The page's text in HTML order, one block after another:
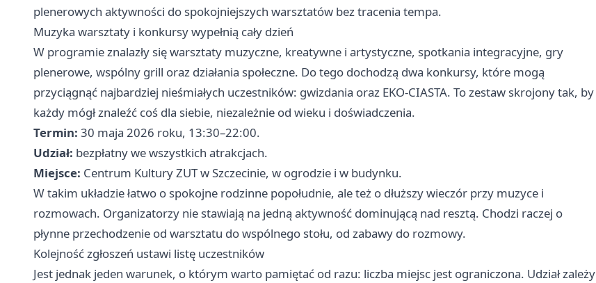
plenerowych aktywności do spokojniejszych warsztatów bez tracenia tempa.
Muzyka warsztaty i konkursy wypełnią cały dzień
W programie znalazły się warsztaty muzyczne, kreatywne i artystyczne, spotkania integracyjne, gry
plenerowe, wspólny grill oraz działania społeczne. Do tego dochodzą dwa konkursy, które mogą
przyciągnąć najbardziej nieśmiałych uczestników: gwizdania oraz EKO-CIASTA. To zestaw skrojony tak, by
każdy mógł znaleźć coś dla siebie, niezależnie od wieku i doświadczenia.
Termin: 30 maja 2026 roku, 13:30–22:00.
Udział: bezpłatny we wszystkich atrakcjach.
Miejsce: Centrum Kultury ZUT w Szczecinie, w ogrodzie i w budynku.
W takim układzie łatwo o spokojne rodzinne popołudnie, ale też o dłuższy wieczór przy muzyce i
rozmowach. Organizatorzy nie stawiają na jedną aktywność dominującą nad resztą. Chodzi raczej o
płynne przechodzenie od warsztatu do wspólnego stołu, od zabawy do rozmowy.
Kolejność zgłoszeń ustawi listę uczestników
Jest jednak jeden warunek, o którym warto pamiętać od razu: liczba miejsc jest ograniczona. Udział zależy